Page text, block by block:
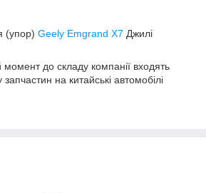
(упор) Geely Emgrand X7 Джилі
до складу компанії входять
на китайські автомобілі